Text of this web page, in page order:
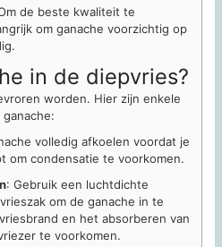
de beste kwaliteit te
om ganache voorzichtig op
in de diepvries?
worden. Hier zijn enkele
volledig afkoelen voordat je
om condensatie te voorkomen.
: Gebruik een luchtdichte
om de ganache in te
en het absorberen van
te voorkomen.